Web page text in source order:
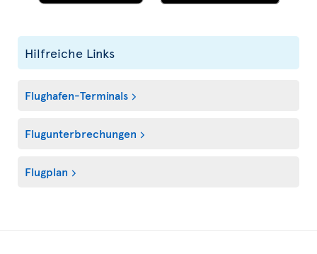
Hilfreiche Links
Flughafen-Terminals
Flugunterbrechungen
Flugplan